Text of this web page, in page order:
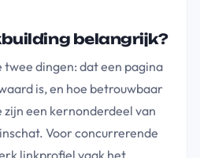
belangrijk?
dingen: dat een pagina
is, en hoe betrouwbaar
een kernonderdeel van
Voor concurrerende